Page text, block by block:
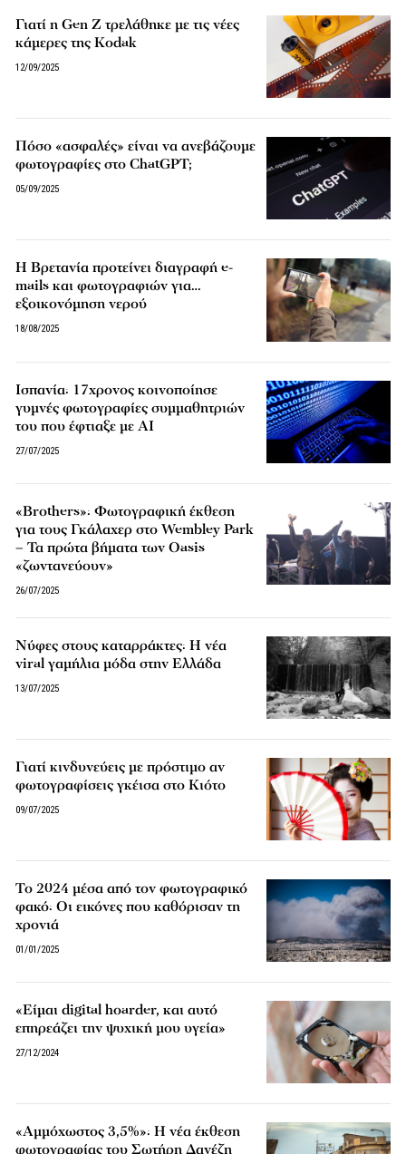
Γιατί η Gen Z τρελάθηκε με τις νέες
κάμερες της Kodak
12/09/2025
Πόσο «ασφαλές» είναι να ανεβάζουμε
φωτογραφίες στο ChatGPT;
05/09/2025
Η Βρετανία προτείνει διαγραφή e-
mails και φωτογραφιών για…
εξοικονόμηση νερού
18/08/2025
Ισπανία: 17χρονος κοινοποίησε
γυμνές φωτογραφίες συμμαθητριών
του που έφτιαξε με AI
27/07/2025
«Brothers»: Φωτογραφική έκθεση
για τους Γκάλαχερ στο Wembley Park
– Τα πρώτα βήματα των Oasis
«ζωντανεύουν»
26/07/2025
Νύφες στους καταρράκτες: Η νέα
viral γαμήλια μόδα στην Ελλάδα
13/07/2025
Γιατί κινδυνεύεις με πρόστιμο αν
φωτογραφίσεις γκέισα στο Κιότο
09/07/2025
Το 2024 μέσα από τον φωτογραφικό
φακό: Οι εικόνες που καθόρισαν τη
χρονιά
01/01/2025
«Είμαι digital hoarder, και αυτό
επηρεάζει την ψυχική μου υγεία»
27/12/2024
«Αμμόχωστος 3,5%»: Η νέα έκθεση
φωτογραφίας του Σωτήρη Δανέζη